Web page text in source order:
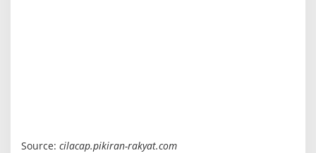
Source: cilacap.pikiran-rakyat.com